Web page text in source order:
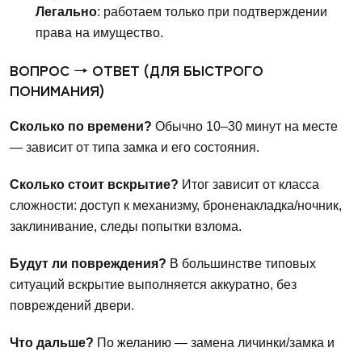
Легально: работаем только при подтверждении
права на имущество.
ВОПРОС → ОТВЕТ (ДЛЯ БЫСТРОГО
ПОНИМАНИЯ)
Сколько по времени? Обычно 10–30 минут на месте
— зависит от типа замка и его состояния.
Сколько стоит вскрытие? Итог зависит от класса
сложности: доступ к механизму, броненакладка/ночник,
заклинивание, следы попытки взлома.
Будут ли повреждения? В большинстве типовых
ситуаций вскрытие выполняется аккуратно, без
повреждений двери.
Что дальше? По желанию — замена личинки/замка и